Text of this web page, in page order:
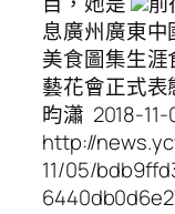
息廣州廣東中
美食圖集生
藝花會正式
昀瀟 2018-
http://
11/05/